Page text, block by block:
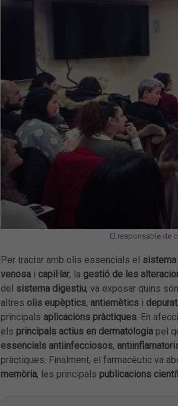
El responsable de
Per tractar amb olis essencials el
venosai capil·lar, la gestió de les
del sistema digestiu, va exposar quins
altres olis eupèptics, antiemètics i
principals aplicacions pràctiques. En
els principals actius en dermatologiapel
essencials antiinfecciosos,
pràctiques. Finalment, el farmacèutic va
memòria, les principals publicacions